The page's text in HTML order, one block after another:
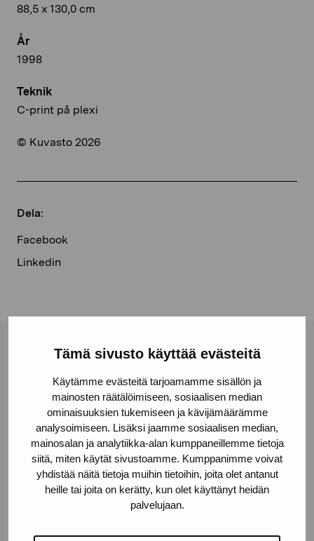
Tämä sivusto käyttää evästeitä
Käytämme evästeitä tarjoamamme sisällön ja
mainosten räätälöimiseen, sosiaalisen median
ominaisuuksien tukemiseen ja kävijämäärämme
analysoimiseen. Lisäksi jaamme sosiaalisen median,
mainosalan ja analytiikka-alan kumppaneillemme tietoja
siitä, miten käytät sivustoamme. Kumppanimme voivat
yhdistää näitä tietoja muihin tietoihin, joita olet antanut
heille tai joita on kerätty, kun olet käyttänyt heidän
palvelujaan.
88,5 x 130,0 cm
År
1998
Teknik
C-print på plexi
© Kuvasto 2026
Dela:
Facebook
Linkedin
Stiftelsen Pro Artibus
Gustav Wasas gata 11
10600 Ekenäs
proartibus@proartibus.fi
+358 (0)50 371 6339